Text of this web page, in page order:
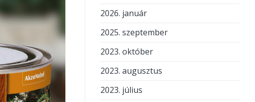
2026. január
2025. szeptember
2023. október
2023. augusztus
2023. július